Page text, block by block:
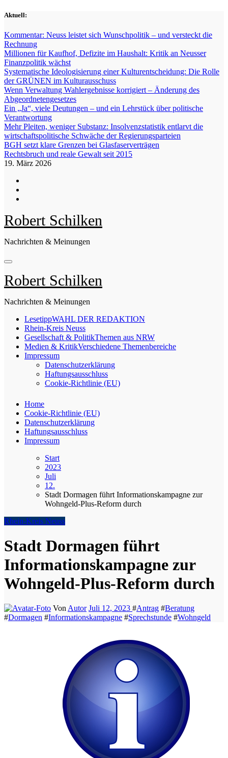
Zum
springen
Aktuell:
Kommentar: Neuss leistet sich Wunschpolitik – und versteckt die
Rechnung
Millionen für Kaufhof, Defizite im Haushalt: Kritik an Neusser
Finanzpolitik wächst
Systematische Ideologisierung einer Kulturentscheidung: Die Rolle
der GRÜNEN im Kulturausschuss
Wenn Verwaltung Wahlergebnisse korrigiert – Änderung des
Abgeordnetengesetzes
Ein „Ja“, viele Deutungen – und ein Lehrstück über politische
Verantwortung
Mehr Pleiten, weniger Substanz: Insolvenzstatistik entlarvt die
wirtschaftspolitische Schwäche der Regierungsparteien
BGH setzt klare Grenzen bei Glasfaserverträgen
Rechtsbruch und reale Gewalt seit 2015
19. März 2026
Robert Schilken
Nachrichten & Meinungen
Robert Schilken
Nachrichten & Meinungen
LesetippWAHL DER REDAKTION
Rhein-Kreis Neuss
Gesellschaft & PolitikThemen aus NRW
Medien & KritikVerschiedene Themenbereiche
Impressum
Datenschutzerklärung
Haftungsausschluss
Cookie-Richtlinie (EU)
Home
Cookie-Richtlinie (EU)
Datenschutzerklärung
Haftungsausschluss
Impressum
Start
2023
Juli
12.
Stadt Dormagen führt Informationskampagne zur
Wohngeld-Plus-Reform durch
Rhein-Kreis Neuss
Stadt Dormagen führt
Informationskampagne zur
Wohngeld-Plus-Reform durch
Von Autor Juli 12, 2023 #Antrag #Beratung
#Dormagen #Informationskampagne #Sprechstunde #Wohngeld